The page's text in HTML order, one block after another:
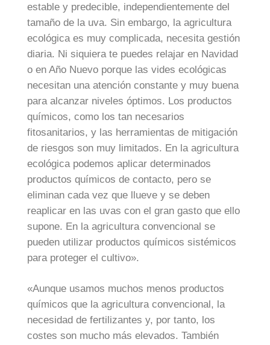
estable y predecible, independientemente del
tamaño de la uva. Sin embargo, la agricultura
ecológica es muy complicada, necesita gestión
diaria. Ni siquiera te puedes relajar en Navidad
o en Año Nuevo porque las vides ecológicas
necesitan una atención constante y muy buena
para alcanzar niveles óptimos. Los productos
químicos, como los tan necesarios
fitosanitarios, y las herramientas de mitigación
de riesgos son muy limitados. En la agricultura
ecológica podemos aplicar determinados
productos químicos de contacto, pero se
eliminan cada vez que llueve y se deben
reaplicar en las uvas con el gran gasto que ello
supone. En la agricultura convencional se
pueden utilizar productos químicos sistémicos
para proteger el cultivo».
«Aunque usamos muchos menos productos
químicos que la agricultura convencional, la
necesidad de fertilizantes y, por tanto, los
costes son mucho más elevados. También